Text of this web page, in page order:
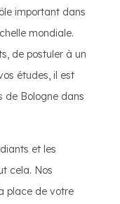
important dans
mondiale.
de postuler à un
études, il est
de Bologne dans
et les
cela. Nos
place de votre